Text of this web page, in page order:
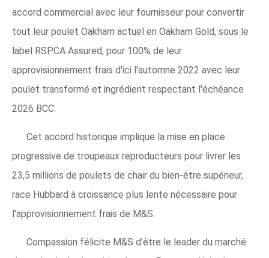
accord commercial avec leur fournisseur pour convertir
tout leur poulet Oakham actuel en Oakham Gold, sous le
label RSPCA Assured, pour 100% de leur
approvisionnement frais d'ici l'automne 2022 avec leur
poulet transformé et ingrédient respectant l'échéance
2026 BCC.
Cet accord historique implique la mise en place
progressive de troupeaux reproducteurs pour livrer les
23,5 millions de poulets de chair du bien-être supérieur,
race Hubbard à croissance plus lente nécessaire pour
l'approvisionnement frais de M&S.
Compassion félicite M&S d'être le leader du marché